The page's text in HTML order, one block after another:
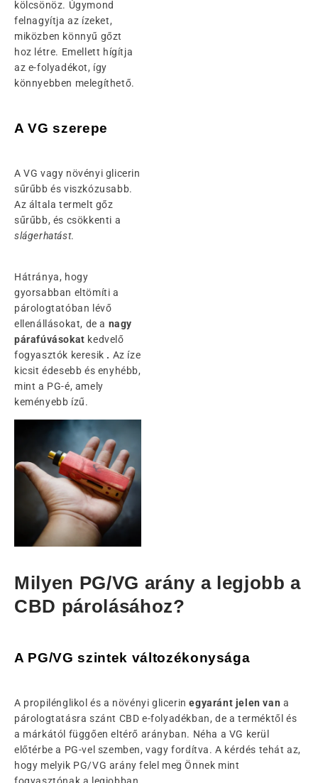
kölcsönöz. Úgymond
felnagyítja az ízeket,
miközben könnyű gőzt
hoz létre. Emellett hígítja
az e-folyadékot, így
könnyebben melegíthető.
A VG szerepe
A VG vagy növényi glicerin
sűrűbb és viszkózusabb.
Az általa termelt gőz
sűrűbb, és csökkenti a
slágerhatást.
Hátránya, hogy
gyorsabban eltömíti a
párologtatóban lévő
ellenállásokat, de a nagy
párafúvásokat kedvelő
fogyasztók keresik . Az íze
kicsit édesebb és enyhébb,
mint a PG-é, amely
keményebb ízű.
Milyen PG/VG arány a legjobb a
CBD párolásához?
A PG/VG szintek változékonysága
A propilénglikol és a növényi glicerinegyaránt jelen van a
párologtatásra szánt CBD e-folyadékban, de a terméktől és
a márkától függően eltérő arányban. Néha a VG kerül
előtérbe a PG-vel szemben, vagy fordítva. A kérdés tehát az,
hogy melyik PG/VG arány felel meg Önnek mint